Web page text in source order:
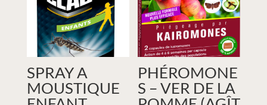
SPRAY A
MOUSTIQUE
PHÉROMONE
S – VER DE LA